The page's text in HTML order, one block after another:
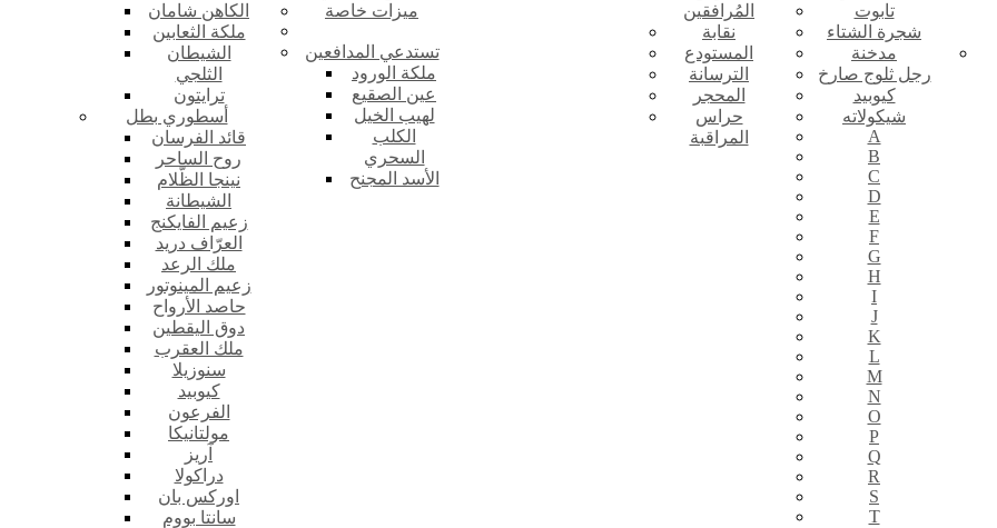
الكاهن شامان
ملكة الثعابين
الشيطان
الثلجي
ترايتون
أسطوري بطل
قائد الفرسان
روح الساحر
نينجا الظّلام
الشيطانة
زعيم الفايكنج
العرّاف دريد
ملك الرعد
زعيم المينوتور
حاصد الأرواح
دوق اليقطين
ملك العقرب
سنوزيلا
كيوبيد
الفرعون
مولتانيكا
آريز
دراكولا
اوركس بان
سانتا بووم
ميزات خاصة
تستدعي المدافعين
ملكة الورود
عين الصقيع
لهيب الخيل
الكلب
السحري
الأسد المجنح
المُرافقين
نقابة
المستودع
الترسانة
المحجر
حراس
المراقبة
تابوت
شجرة الشتاء
مدخنة
رجل ثلوج صارخ
كيوبيد
شيكولاته
A
B
C
D
E
F
G
H
I
J
K
L
M
N
O
P
Q
R
S
T